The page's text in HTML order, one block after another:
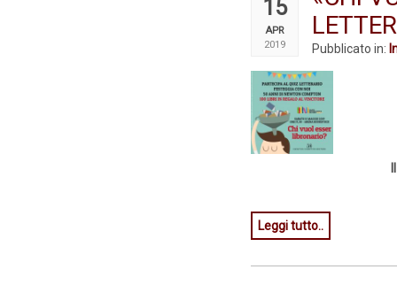
15
APR
2019
Pubblicato in:
Leggi tutto..